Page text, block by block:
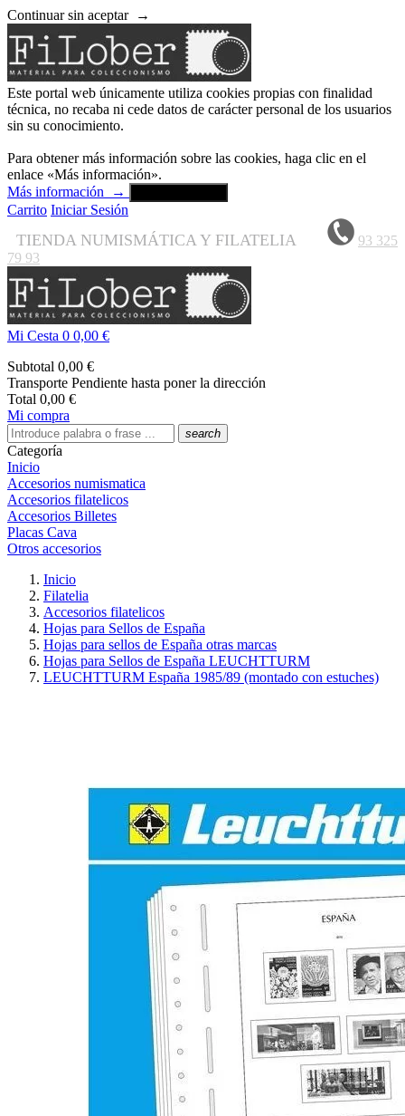
Continuar sin aceptar →
Este portal web únicamente utiliza cookies propias con finalidad
técnica, no recaba ni cede datos de carácter personal de los usuarios
sin su conocimiento.
Para obtener más información sobre las cookies, haga clic en el
enlace «Más información».
Más información
→
Carrito Iniciar Sesión
TIENDA NUMISMÁTICA Y FILATELIA
93 325
79 93
Mi Cesta 0 0,00 €
Subtotal 0,00 €
Transporte Pendiente hasta poner la dirección
Total 0,00 €
Mi compra
search
Categoría
Inicio
Accesorios numismatica
Accesorios filatelicos
Accesorios Billetes
Placas Cava
Otros accesorios
Inicio
Filatelia
Accesorios filatelicos
Hojas para Sellos de España
Hojas para sellos de España otras marcas
Hojas para Sellos de España LEUCHTTURM
LEUCHTTURM España 1985/89 (montado con estuches)